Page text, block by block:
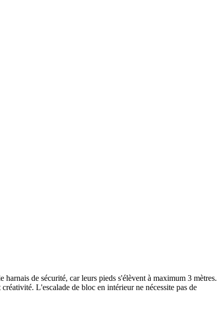
de sécurité, car leurs pieds s'élèvent à maximum 3 mètres.
L'escalade de bloc en intérieur ne nécessite pas de